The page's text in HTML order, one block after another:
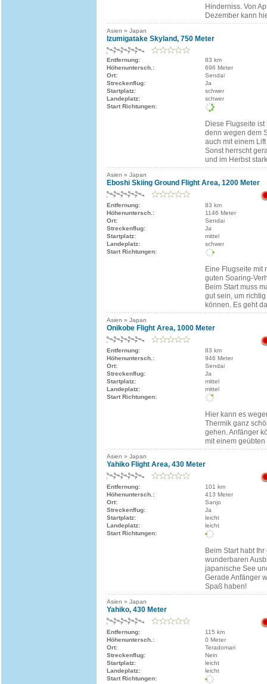
Hinderniss. Von
Dezember kann
Asien » Japan
Izumigatake Skyland, 750 Meter
Entfernung:
83 km
Höhenuntersch.:
696 Meter
Ort:
Sendai
Streckenflug:
Ja
Startplatz:
schwer
Landeplatz:
schwer
Start Richtungen:
Diese Flugseite
denn wegen dem
auch mit einem
Sonst herrscht
und im Herbst
Asien » Japan
Eboshi Skiing Ground Flight Area, 1200 Meter
Entfernung:
83 km
Höhenuntersch.:
1146 Meter
Ort:
Sendai
Streckenflug:
Ja
Startplatz:
mittel
Landeplatz:
schwer
Start Richtungen:
Eine Flugseite mit
guten Soaring-
Beim Start muss
gut sein, um
können. Es geht
Asien » Japan
Onikobe Flight Area, 1000 Meter
Entfernung:
83 km
Höhenuntersch.:
946 Meter
Ort:
Sendai
Streckenflug:
Ja
Startplatz:
mittel
Landeplatz:
mittel
Start Richtungen:
Hier kann es
Thermik ganz
gehen. Anfänger
mit einem
Asien » Japan
Yahiko Flight Area, 430 Meter
Entfernung:
101 km
Höhenuntersch.:
413 Meter
Ort:
Sanjo
Streckenflug:
Ja
Startplatz:
leicht
Landeplatz:
leicht
Start Richtungen:
Beim Start habt
wunderbaren
japanische See
Gerade Anfänger
Spaß haben!
Asien » Japan
Yahiko, 430 Meter
Entfernung:
115 km
Höhenuntersch.:
0 Meter
Ort:
Teradomari
Streckenflug:
Nein
Startplatz:
leicht
Landeplatz:
leicht
Start Richtungen: